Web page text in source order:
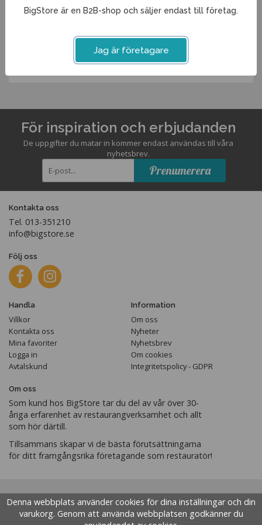
Spara som favorit
För inspiration och erbjudanden
De uppgifter du matar in kommer endast användas till våra
nyhetsbrev.
Prenumerera
Kontakta oss
Tel. 013-351210
info@bigstore.se
Följ oss
Handla
Villkor
Kontakta oss
Mina favoriter
Logga in
Avtalskund
Information
Om oss
Nyheter
Nyhetsbrev
Om cookies
Integritetspolicy - GDPR
Om oss
Som kund hos BigStore tar du del av vår över 30-
åriga erfarenhet av restaurangverksamhet och allt
som hör därtill.
Tillsammans skapar vi de bästa förutsättningarna
för ditt framgångsrika företagande som restauratör!
Denna webbplats använder cookies för dina inställningar och din
varukorg. Genom att använda webbplatsen godkänner du
BigStore är en B2B-shop och säljer endast till företag.
Jag är företagare